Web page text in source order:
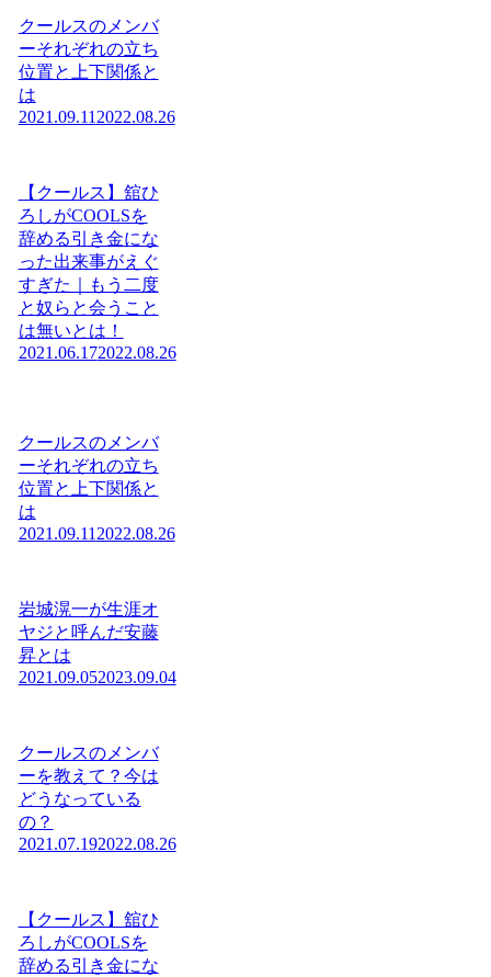
クールスのメンバ
ーそれぞれの立ち
位置と上下関係と
は
2021.09.11 2022.08.26
【クールス】舘ひ
ろしがCOOLSを
辞める引き金にな
った出来事がえぐ
すぎた｜もう二度
と奴らと会うこと
は無いとは！
2021.06.172022.08.26
クールスのメンバ
ーそれぞれの立ち
位置と上下関係と
は
2021.09.11 2022.08.26
岩城滉一が生涯オ
ヤジと呼んだ安藤
昇とは
2021.09.052023.09.04
クールスのメンバ
ーを教えて？今は
どうなっている
の？
2021.07.192022.08.26
【クールス】舘ひ
ろしがCOOLSを
辞める引き金にな